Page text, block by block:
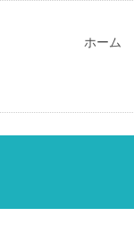
ホーム